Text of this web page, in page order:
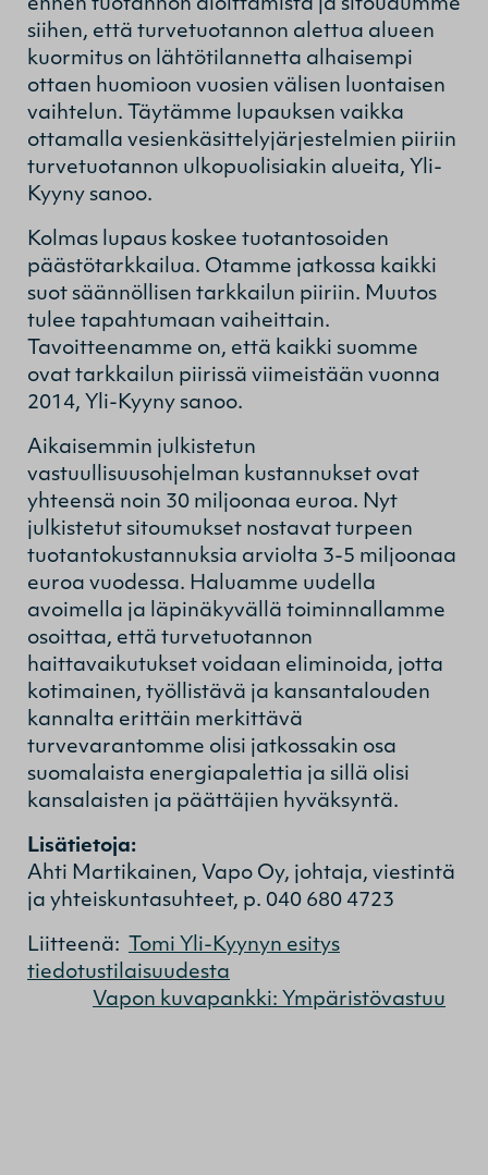
ennen tuotannon aloittamista ja sitoudumme
siihen, että turvetuotannon alettua alueen
kuormitus on lähtötilannetta alhaisempi
ottaen huomioon vuosien välisen luontaisen
vaihtelun. Täytämme lupauksen vaikka
ottamalla vesienkäsittelyjärjestelmien piiriin
turvetuotannon ulkopuolisiakin alueita, Yli-
Kyyny sanoo.
Kolmas lupaus koskee tuotantosoiden
päästötarkkailua. Otamme jatkossa kaikki
suot säännöllisen tarkkailun piiriin. Muutos
tulee tapahtumaan vaiheittain.
Tavoitteenamme on, että kaikki suomme
ovat tarkkailun piirissä viimeistään vuonna
2014, Yli-Kyyny sanoo.
Aikaisemmin julkistetun
vastuullisuusohjelman kustannukset ovat
yhteensä noin 30 miljoonaa euroa. Nyt
julkistetut sitoumukset nostavat turpeen
tuotantokustannuksia arviolta 3-5 miljoonaa
euroa vuodessa. Haluamme uudella
avoimella ja läpinäkyvällä toiminnallamme
osoittaa, että turvetuotannon
haittavaikutukset voidaan eliminoida, jotta
kotimainen, työllistävä ja kansantalouden
kannalta erittäin merkittävä
turvevarantomme olisi jatkossakin osa
suomalaista energiapalettia ja sillä olisi
kansalaisten ja päättäjien hyväksyntä.
Lisätietoja:
Ahti Martikainen, Vapo Oy, johtaja, viestintä
ja yhteiskuntasuhteet, p. 040 680 4723
Liitteenä:
Tomi Yli-Kyynyn esitys
tiedotustilaisuudesta
Vapon kuvapankki: Ympäristövastuu